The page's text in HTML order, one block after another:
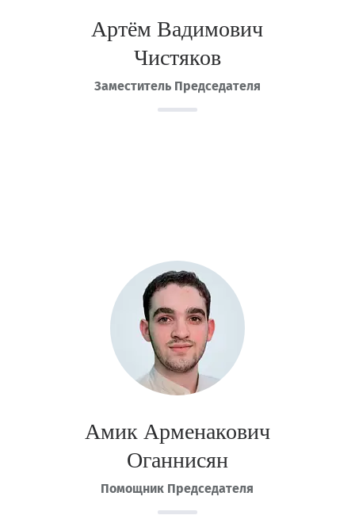
Артём Вадимович
Чистяков
Заместитель Председателя
Амик Арменакович
Оганнисян
Помощник Председателя